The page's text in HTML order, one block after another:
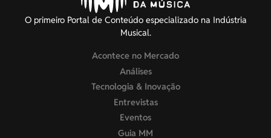
O primeiro Portal de Conteúdo especializado na Indústria
Musical.
Acontece no Mercado
Análises
Tecnologia & Inovação
Entrevistas
Eventos
Guia MM